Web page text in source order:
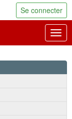
Se connecter